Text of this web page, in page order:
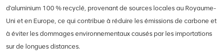
d'aluminium 100 % recyclé, provenant de sources locales au Royaume-
Uni et en Europe, ce qui contribue à réduire les émissions de carbone et
à éviter les dommages environnementaux causés par les importations
sur de longues distances.